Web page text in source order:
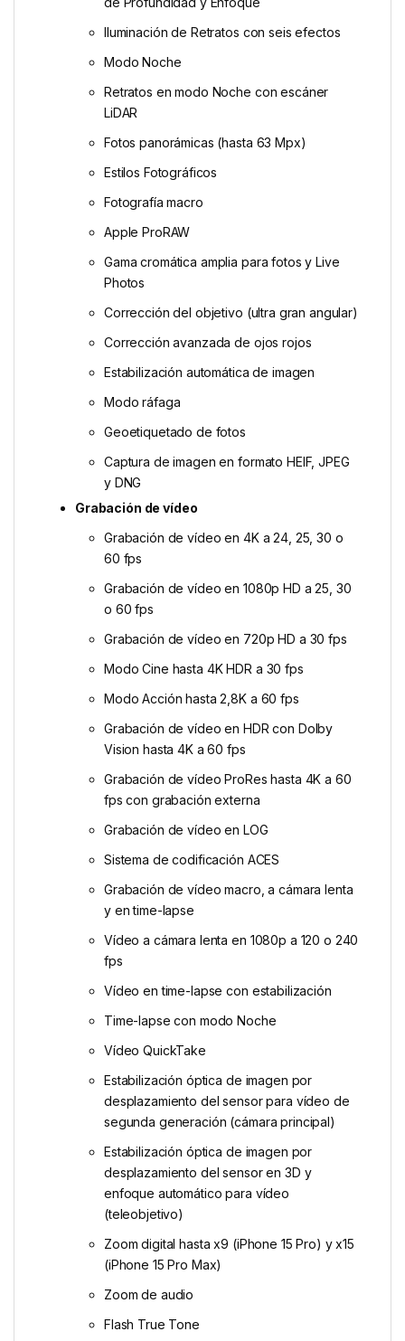
Iluminación de Retratos con seis efectos
Modo Noche
Retratos en modo Noche con escáner
LiDAR
Fotos panorámicas (hasta 63 Mpx)
Estilos Fotográficos
Fotografía macro
Apple ProRAW
Gama cromática amplia para fotos y Live
Photos
Corrección del objetivo (ultra gran angular)
Corrección avanzada de ojos rojos
Estabilización automática de imagen
Modo ráfaga
Geoetiquetado de fotos
Captura de imagen en formato HEIF, JPEG
y DNG
Grabación de vídeo
Grabación de vídeo en 4K a 24, 25, 30 o
60 fps
Grabación de vídeo en 1080p HD a 25, 30
o 60 fps
Grabación de vídeo en 720p HD a 30 fps
Modo Cine hasta 4K HDR a 30 fps
Modo Acción hasta 2,8K a 60 fps
Grabación de vídeo en HDR con Dolby
Vision hasta 4K a 60 fps
Grabación de vídeo ProRes hasta 4K a 60
fps con grabación externa
Grabación de vídeo en LOG
Sistema de codificación ACES
Grabación de vídeo macro, a cámara lenta
y en time-lapse
Vídeo a cámara lenta en 1080p a 120 o 240
fps
Vídeo en time-lapse con estabili­zación
Time-lapse con modo Noche
Vídeo QuickTake
Estabilización óptica de imagen por
desplazamiento del sensor para vídeo de
segunda generación (cámara principal)
Estabilización óptica de imagen por
desplazamiento del sensor en 3D y
enfoque automático para vídeo
(teleobjetivo)
Zoom digital hasta x9 (iPhone 15 Pro) y x15
(iPhone 15 Pro Max)
Zoom de audio
Flash True Tone